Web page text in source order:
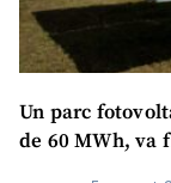
Un parc
de 60 MWh, va